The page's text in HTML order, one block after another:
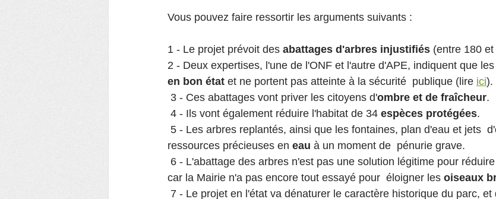
Vous pouvez faire ressortir les arguments suivants :
1 - Le projet prévoit des abattages d'arbres injustifiés (entre 180
2 - Deux expertises, l'une de l'ONF et l'autre d'APE, indiquent que
en bon état et ne portent pas atteinte à la sécurité  publique (lire ici).
3 - Ces abattages vont priver les citoyens d'ombre et de fraîcheur.
4 - Ils vont également réduire l'habitat de 34 espèces protégées.
5 - Les arbres replantés, ainsi que les fontaines, plan d'eau et jets
ressources précieuses en eau à un moment de  pénurie grave.
car la Mairie n'a pas encore tout essayé pour  éloigner les oiseaux
7 - Le projet en l'état va dénaturer le caractère historique du parc, et